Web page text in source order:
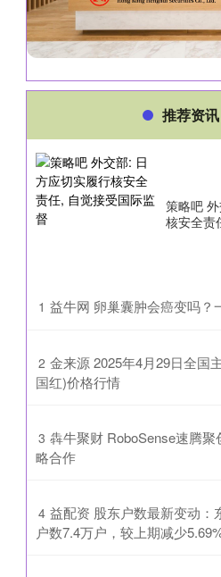
推荐资讯
策略吧
核安全责
1 益牛网 卵巢囊肿会癌变吗？
2 金来源 2025年4月29日全国
国红)价格行情
3 犇牛聚财 RoboSense速腾
略合作
4 益配资 股东户数最新变动：
户数7.4万户，较上期减少